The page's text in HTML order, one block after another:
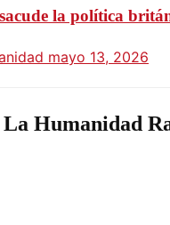
la política
mayo 13, 2026
Humanidad